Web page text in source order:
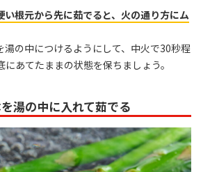
い根元から先に茹でると、火の通り方にム
湯の中につけるようにして、中火で30秒程
あてたままの状態を保ちましょう。
湯の中に入れて茹でる